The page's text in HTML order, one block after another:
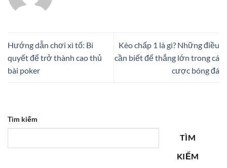
Hướng dẫn chơi xì tố: Bí
quyết để trở thành cao thủ
bài poker
Kèo chấp 1 là gì? Những điều
cần biết để thắng lớn trong cá
cược bóng đá
Tìm kiếm
TÌM
KIẾM